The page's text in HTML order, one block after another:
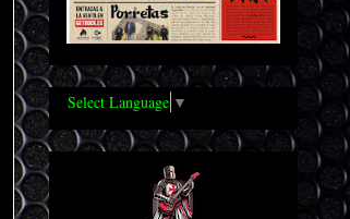
Select Language ▼